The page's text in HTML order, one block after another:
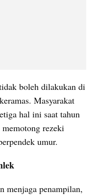
boleh dilakukan di
Masyarakat
hal ini saat tahun
rezeki
umur.
menjaga penampilan,